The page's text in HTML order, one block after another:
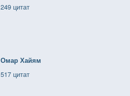
249 цитат
Омар Хайям
517 цитат